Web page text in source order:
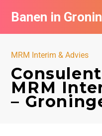
Banen in
MRM Interim & Advies
MRM
–
Vacatures per bedrijf
Nieuwsbrief feed